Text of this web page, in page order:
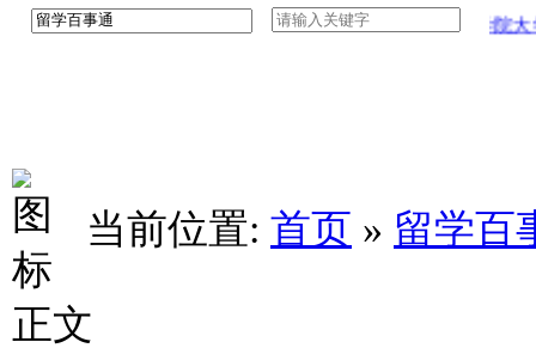
八王子学园八王子高中学校介绍中文版 工学院大学
当前位置: 首页 » 留学百
正文